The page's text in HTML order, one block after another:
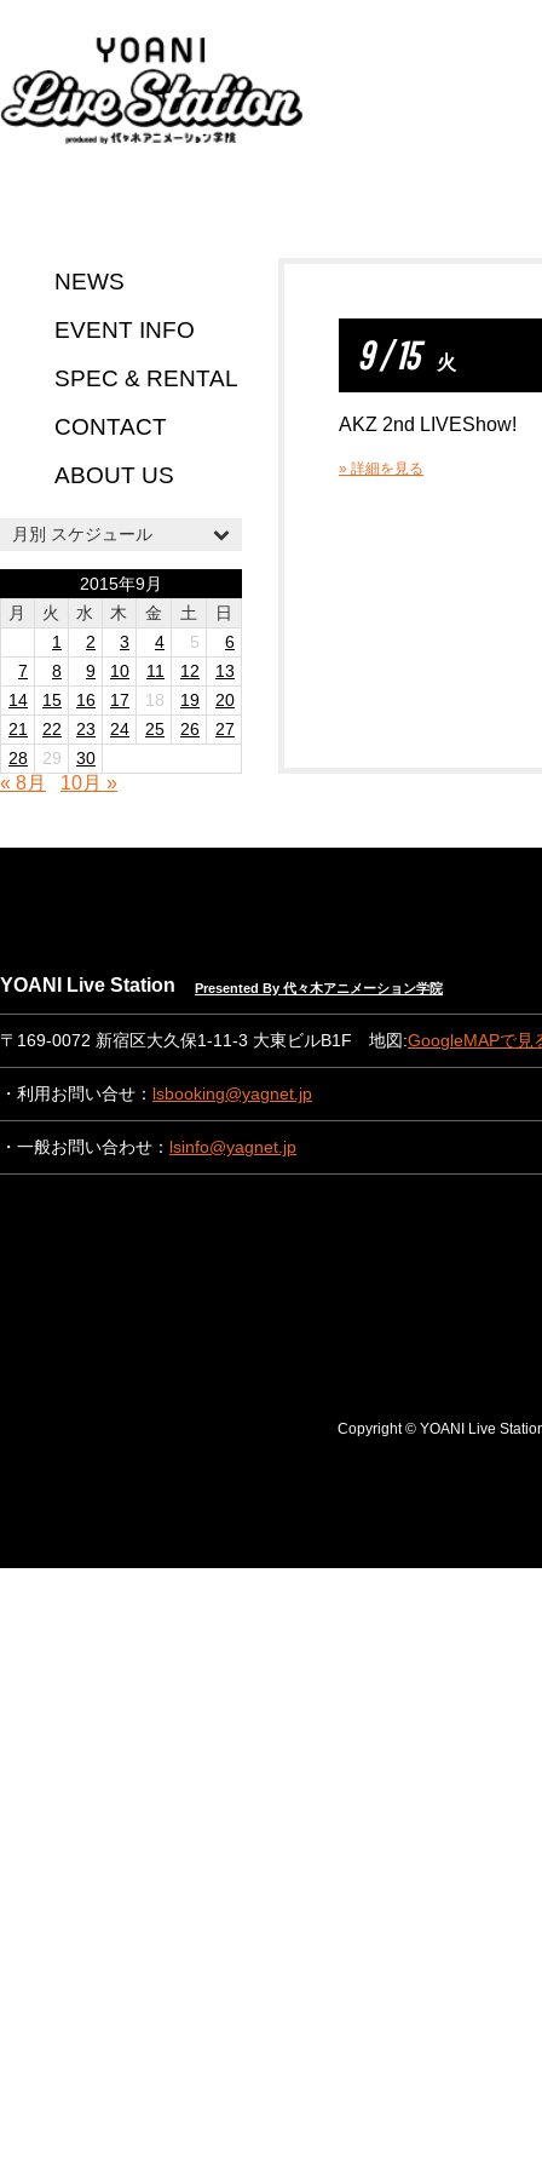
NEWS
EVENT INFO
SPEC & RENTAL
CONTACT
ABOUT US
月別 スケジュール
2015年9月
月
火 水 木 金 土
日
1
2 3 4 5
6
7
8 9 10 11 12
13
14
15 16 17 18 19
20
21
22 23 24 25 26
27
28
29 30
« 8月 10月 »
9 / 15 火
AKZ 2nd LIVEShow!
» 詳細を見る
YOANI Live Station Presented By 代々木アニメーション学院
〒169-0072 新宿区大久保1-11-3 大東ビルB1F 地図:GoogleMAPで見
・利用お問い合せ： lsbooking@yagnet.jp
・一般お問い合わせ： lsinfo@yagnet.jp
Copyright © YOANI Live